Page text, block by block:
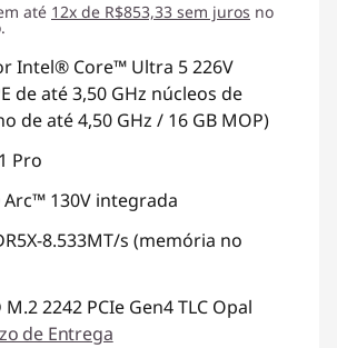
:-R$1.228,80
até 12x de R$853,33 sem juros no
Intel® Core™ Ultra 5 226V
de até 3,50 GHz núcleos de
de até 4,50 GHz / 16 GB MOP)
Pro
130V integrada
8.533MT/s (memória no
M.2 2242 PCIe Gen4 TLC Opal
de Entrega